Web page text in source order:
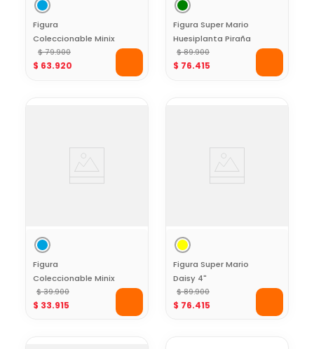
Figura
Coleccionable Minix
Mbappe France
12Cm World Cup
$ 79.900
$ 63.920
Figura Super Mario
Huesiplanta Piraña
4"
$ 89.900
$ 76.415
Figura
Coleccionable Minix
Martinez Argentina
7Cm World Cup
$ 39.900
$ 33.915
Figura Super Mario
Daisy 4"
$ 89.900
$ 76.415